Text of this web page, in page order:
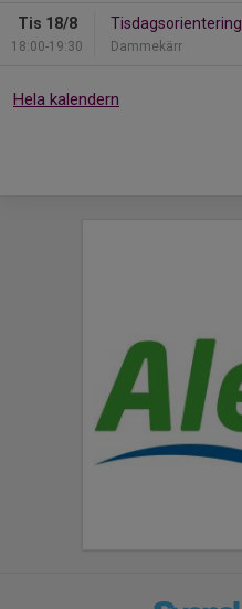
Tis 18/8
18:00-19:30
Tisdagsorientering
Dammekärr
Hela kalendern